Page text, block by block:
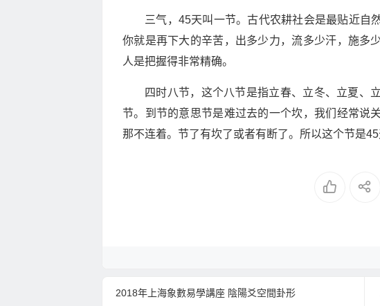
三气，45天叫一节。古代农耕社会是最贴近自
你就是再下大的辛苦，出多少力，流多少汗，施多
人是把握得非常精确。
四时八节，这个八节是指立春、立冬、立夏、
节。到节的意思节是难过去的一个坎，我们经常说
那不连着。节了有坎了或者有断了。所以这个节是
2018年上海象數易學講座 陰陽爻空間卦形